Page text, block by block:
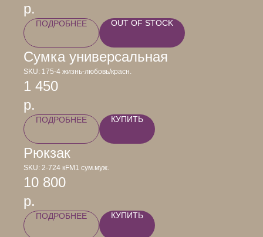
р.
ПОДРОБНЕЕ OUT OF STOCK
Сумка универсальная
SKU: 175-4 жизнь-любовь/красн.
1 450
р.
ПОДРОБНЕЕ КУПИТЬ
Рюкзак
SKU: 2-724 кFM1 сум.муж.
10 800
р.
ПОДРОБНЕЕ КУПИТЬ